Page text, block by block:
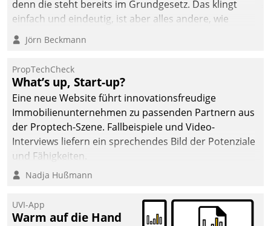
denn die steht bereits im Grundgesetz. Das klingt
einfach und eindeutig, ist aber alles andere, wie
Branchenbeschäftigte wissen. Denn mit der
Verantwortung folgen Verpflichtungen.
Jörn Beckmann
PropTechCheck
What’s up, Start-up?
Eine neue Website führt innovationsfreudige
Immobilienunternehmen zu passenden Partnern aus
der Proptech-Szene. Fallbeispiele und Video-
Interviews liefern ein sprechendes Bild der Potenziale
und Fähigkeiten.
Nadja Hußmann
UVI-App
Warm auf die Hand